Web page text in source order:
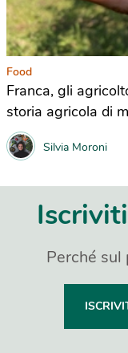
Food
Franca, gli
storia agricola di
Silvia Moroni
Perché sul